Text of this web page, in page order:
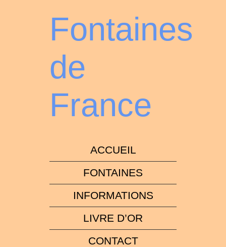
Fontaines
de
France
ACCUEIL
FONTAINES
INFORMATIONS
LIVRE D’OR
CONTACT